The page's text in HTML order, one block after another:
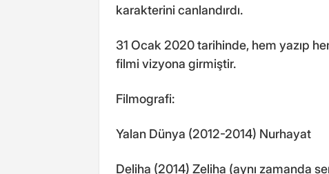
karakterini canlandırdı.
31 Ocak 2020 tarihinde, hem yazıp
filmi vizyona girmiştir.
Filmografi:
Yalan Dünya (2012-2014) Nurhayat
Deliha (2014) Zeliha (aynı zamanda